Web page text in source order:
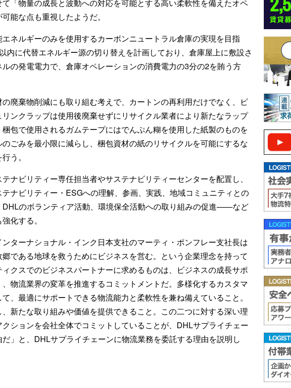
「物量の成長と波動への対応を可能とする高い柔軟性を備えたオペ
能な点も重視したようだ。
ネルギーのみを使用するカーボンニュートラル倉庫の実現を目指
内に代替エネルギー源の切り替えを計画しており、倉庫屋上に敷設さ
の発電電力で、倉庫オペレーションの消費電力の3分の2を賄う方
の廃棄物削減にも取り組む考えで、カートンの再利用だけでなく、ビ
ンクラップは使用後廃棄せずにリサイクル業者により新たなラップ
包で使用されるガムテープにはでんぷん糊を使用した紙製のものを
ごみを最小限に減らし、梱包資材の紙のリサイクルを可能にするな
う。
ナビリティー専任担当者やサステナビリティーセンターを配置し、
ナビリティー・ESGへの理解、参画、実践、地域コミュニティとの
DHLのボランティア活動、環境保全活動への取り組みの促進——など
化する。
ターナショナル・インク日本支社のマーティ・ポンフレー支社長は
郷である地球を救うためにビジネスを営む。という企業理念を持って
クスでのビジネスパートナーに求めるものは、ビジネスの成長サポ
物流業界の変革を推進するコミットメントだ。多様化するカスタマ
、最適にサポートできる物流能力と柔軟性を兼ね備えていること。
新たな取り組みや価値を提供できること。この二つに対する深い理
ションを会社全体でコミットしていることが、DHLサプライチェー
だ」と、DHLサプライチェーンに物流業務を委託する理由を説明し